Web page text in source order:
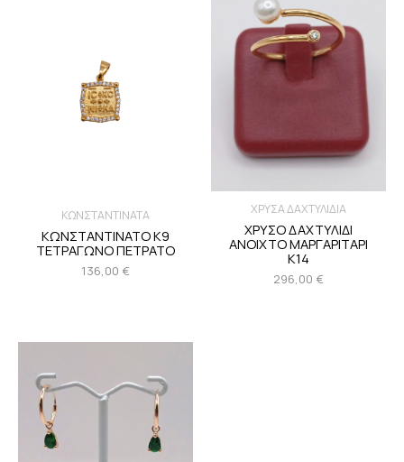
ΚΩΝΣΤΑΝΤΙΝΑΤΑ
ΚΩΝΣΤΑΝΤΙΝΑΤΟ Κ9
ΤΕΤΡΑΓΩΝΟ ΠΕΤΡΑΤΟ
136,00 €
ΧΡΥΣΑ ΔΑΧΤΥΛΙΔΙΑ
ΧΡΥΣΟ ΔΑΧΤΥΛΙΔΙ
ΑΝΟΙΧΤΟ ΜΑΡΓΑΡΙΤΑΡΙ
Κ14
296,00 €